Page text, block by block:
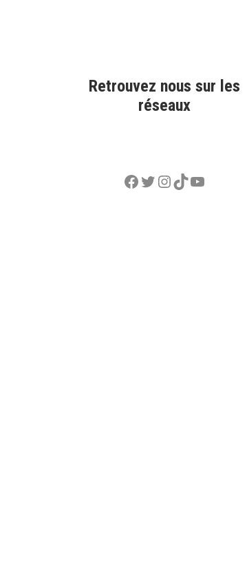
Retrouvez nous sur les
réseaux
Facebook
Twitter
Instagram
TikTok
YouTube